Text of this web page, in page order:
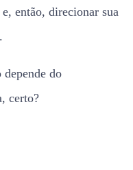
então, direcionar sua
do
certo?